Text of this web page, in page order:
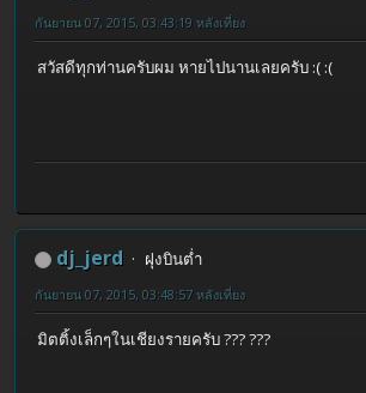
กันยายน 07, 2015, 03:43:19 หลังเที่ยง
สวัสดีทุกท่านครับผม หายไปนานเลยครับ :( :(
dj_jerd
ฝุงบินต่ำ
กันยายน 07, 2015, 03:48:57 หลังเที่ยง
มิตติ้งเล็กๆในเชียงรายครับ ??? ???